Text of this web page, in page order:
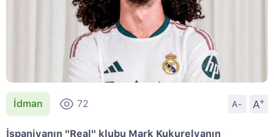
İdman 72 A- A
+
İspaniyanın "Real" klubu Mark Kukurelyanın